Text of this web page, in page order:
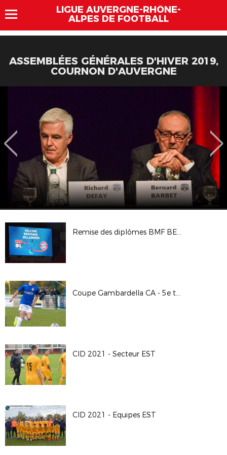
LIGUE AUVERGNE-RHÔNE-
ALPES DE FOOTBALL
ASSEMBLÉES GÉNÉRALES D'HIVER 2019,
COURNON D'AUVERGNE
Remise des diplômes BMF BEF 2020-2021
Coupe Gambardella CA - 5e tour / F.C. St Paul en Jarez - O. Valence
CID 2021 - Secteur EST
CID 2021 - Equipes EST